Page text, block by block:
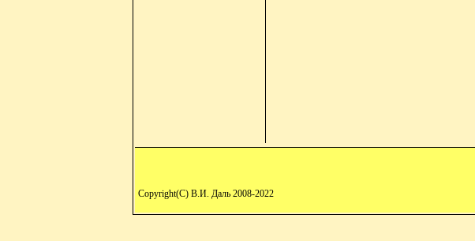
Copyright(C) В.И. Даль 2008-2022